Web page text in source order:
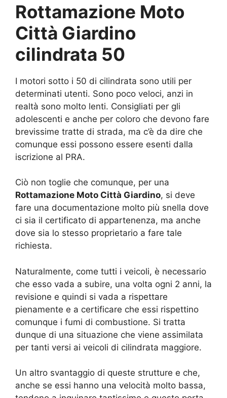
Rottamazione Moto
Città Giardino
cilindrata 50
I motori sotto i 50 di cilindrata sono utili per
determinati utenti. Sono poco veloci, anzi in
realtà sono molto lenti. Consigliati per gli
adolescenti e anche per coloro che devono fare
brevissime tratte di strada, ma c’è da dire che
comunque essi possono essere esenti dalla
iscrizione al PRA.
Ciò non toglie che comunque, per una
Rottamazione Moto Città Giardino, si deve
fare una documentazione molto più snella dove
ci sia il certificato di appartenenza, ma anche
dove sia lo stesso proprietario a fare tale
richiesta.
Naturalmente, come tutti i veicoli, è necessario
che esso vada a subire, una volta ogni 2 anni, la
revisione e quindi si vada a rispettare
pienamente e a certificare che essi rispettino
comunque i fumi di combustione. Si tratta
dunque di una situazione che viene assimilata
per tanti versi ai veicoli di cilindrata maggiore.
Un altro svantaggio di queste strutture e che,
anche se essi hanno una velocità molto bassa,